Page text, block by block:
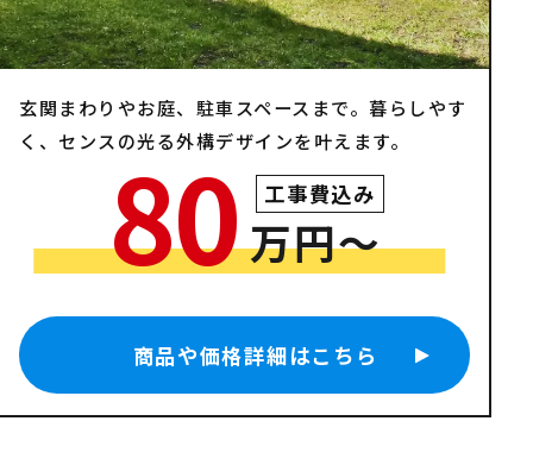
工事費込み
80万円〜
玄関まわりやお庭、駐車スペースまで。暮らしやす
く、センスの光る外構デザインを叶えます。
商品や価格詳細はこちら